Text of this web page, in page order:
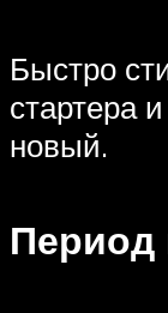
Быстро
стартера
новый.
Период